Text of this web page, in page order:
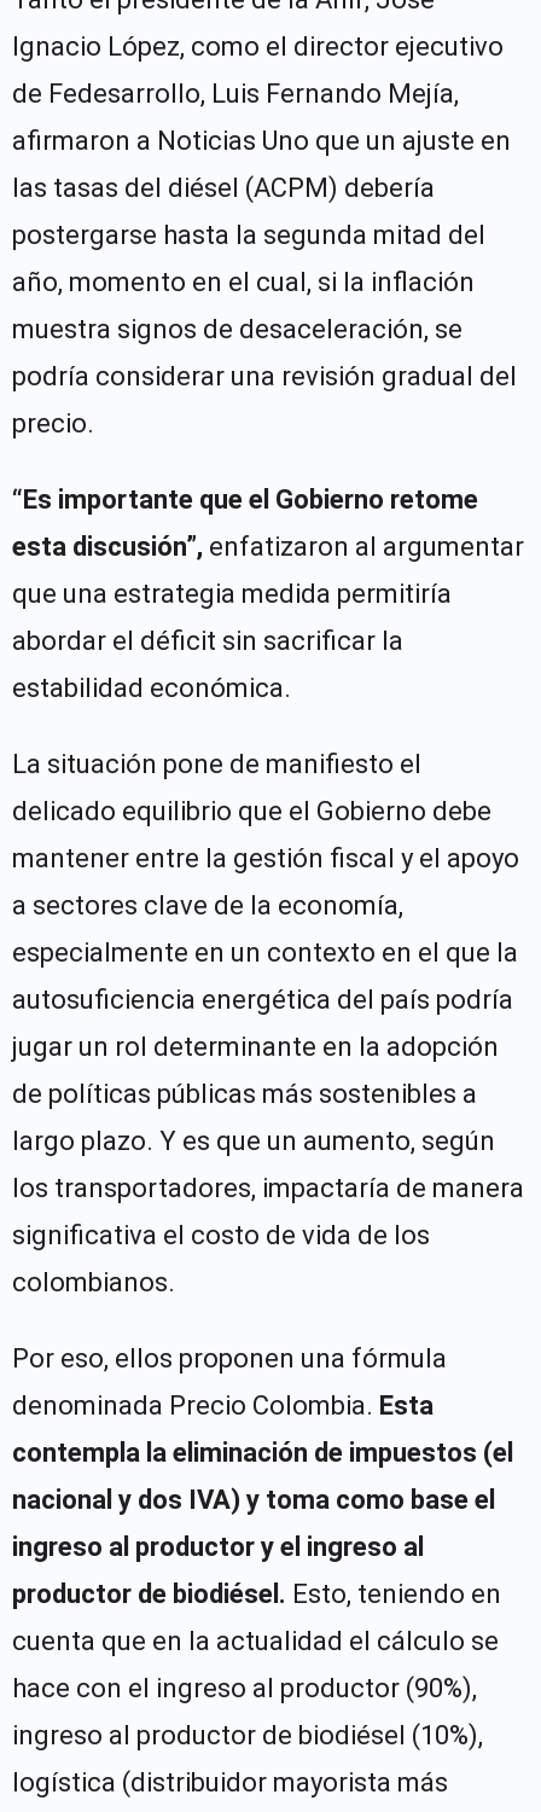
Ignacio López, como el director ejecutivo
de Fedesarrollo, Luis Fernando Mejía,
afirmaron a Noticias Uno que un ajuste en
las tasas del diésel (ACPM) debería
postergarse hasta la segunda mitad del
año, momento en el cual, si la inflación
muestra signos de desaceleración, se
podría considerar una revisión gradual del
precio.
“Es importante que el Gobierno retome
esta discusión”, enfatizaron al argumentar
que una estrategia medida permitiría
abordar el déficit sin sacrificar la
estabilidad económica.
La situación pone de manifiesto el
delicado equilibrio que el Gobierno debe
mantener entre la gestión fiscal y el apoyo
a sectores clave de la economía,
especialmente en un contexto en el que la
autosuficiencia energética del país podría
jugar un rol determinante en la adopción
de políticas públicas más sostenibles a
largo plazo. Y es que un aumento, según
los transportadores, impactaría de manera
significativa el costo de vida de los
colombianos.
Por eso, ellos proponen una fórmula
denominada Precio Colombia. Esta
contempla la eliminación de impuestos (el
nacional y dos IVA) y toma como base el
ingreso al productor y el ingreso al
productor de biodiésel. Esto, teniendo en
cuenta que en la actualidad el cálculo se
hace con el ingreso al productor (90%),
ingreso al productor de biodiésel (10%),
logística (distribuidor mayorista más